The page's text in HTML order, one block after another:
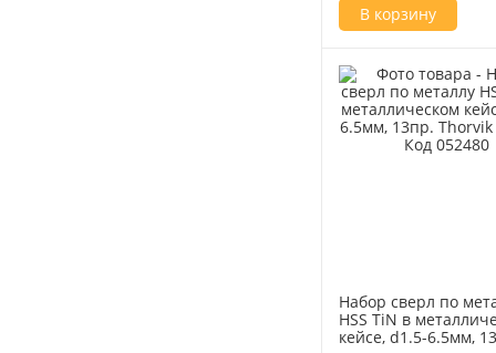
В корзину
Набор сверл по
HSS TiN в
кейсе, d1.5-6.5мм,